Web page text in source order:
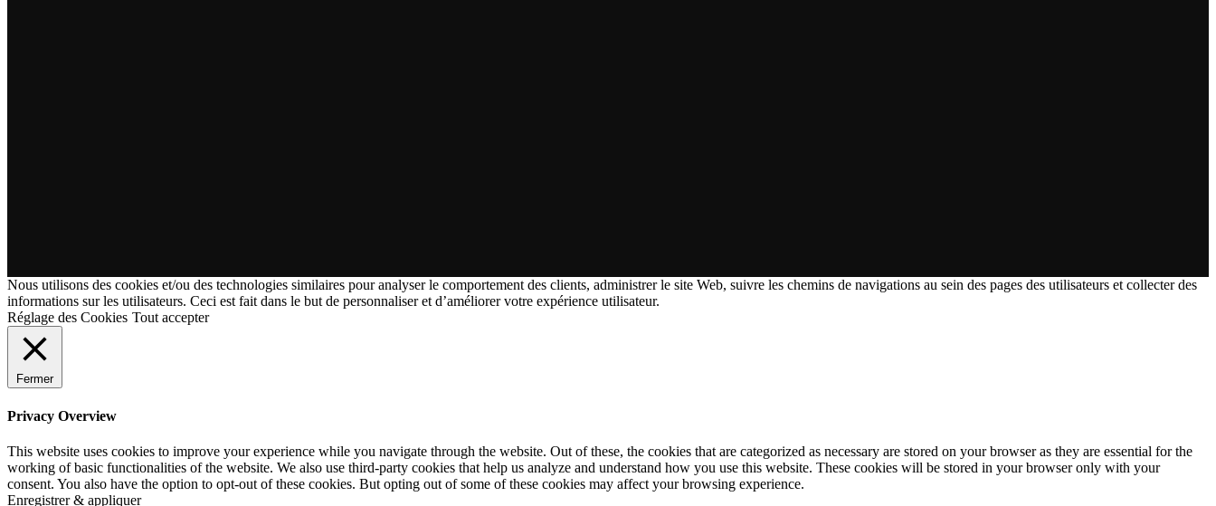
Nous utilisons des cookies et/ou des technologies similaires pour analyser le comportement des clients, administrer le site Web, suivre les chemins de navigations au sein des pages des utilisateurs et collecter des
informations sur les utilisateurs. Ceci est fait dans le but de personnaliser et d’améliorer votre expérience utilisateur.
Réglage des Cookies Tout accepter
Fermer
Privacy Overview
This website uses cookies to improve your experience while you navigate through the website. Out of these, the cookies that are categorized as necessary are stored on your browser as they are essential for the
working of basic functionalities of the website. We also use third-party cookies that help us analyze and understand how you use this website. These cookies will be stored in your browser only with your
consent. You also have the option to opt-out of these cookies. But opting out of some of these cookies may affect your browsing experience.
Enregistrer & appliquer